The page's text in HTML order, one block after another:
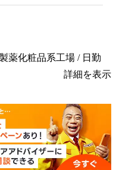
薬化粧品系工場 / 日勤
詳細を表示